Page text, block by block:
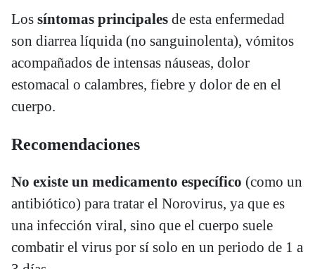
Los síntomas principales de esta enfermedad
son diarrea líquida (no sanguinolenta), vómitos
acompañados de intensas náuseas, dolor
estomacal o calambres, fiebre y dolor de en el
cuerpo.
Recomendaciones
​No existe un medicamento específico (como un
antibiótico) para tratar el Norovirus, ya que es
una infección viral, sino que el cuerpo suele
combatir el virus por sí solo en un periodo de 1 a